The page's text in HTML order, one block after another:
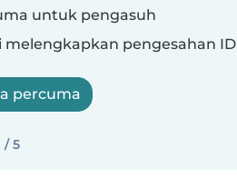
untuk pengasuh
melengkapkan pengesahan
percuma
/ 5